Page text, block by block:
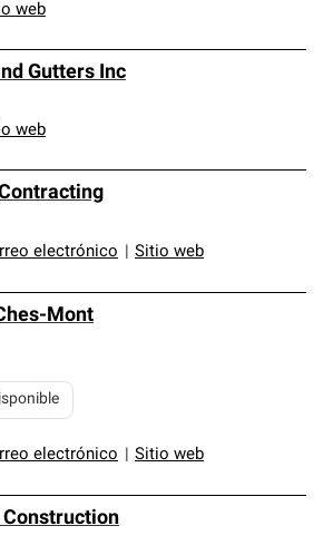
web
Gutters Inc
web
electrónico Sitio web
Mont
electrónico Sitio web
Construction